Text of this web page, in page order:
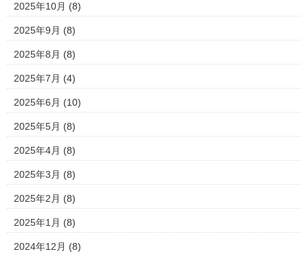
2025年10月 (8)
2025年9月 (8)
2025年8月 (8)
2025年7月 (4)
2025年6月 (10)
2025年5月 (8)
2025年4月 (8)
2025年3月 (8)
2025年2月 (8)
2025年1月 (8)
2024年12月 (8)